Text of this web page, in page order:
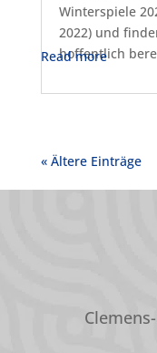
Winterspiele
2022) und
hoffentlich
Read more
« Ältere Einträge